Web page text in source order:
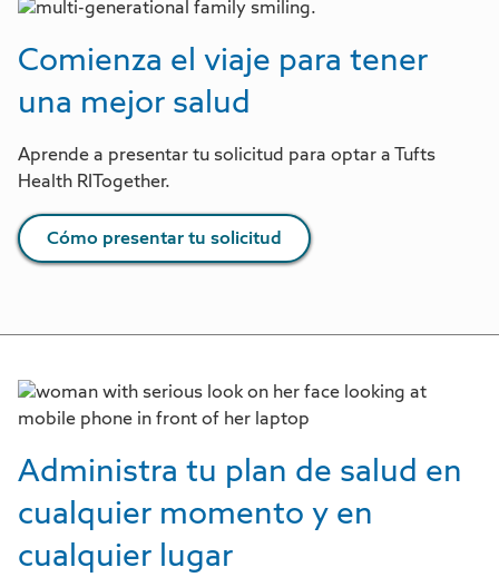
Comienza el viaje para tener
una mejor salud
Aprende a presentar tu solicitud para optar a Tufts
Health RITogether.
Cómo presentar tu solicitud
Administra tu plan de salud en
cualquier momento y en
cualquier lugar